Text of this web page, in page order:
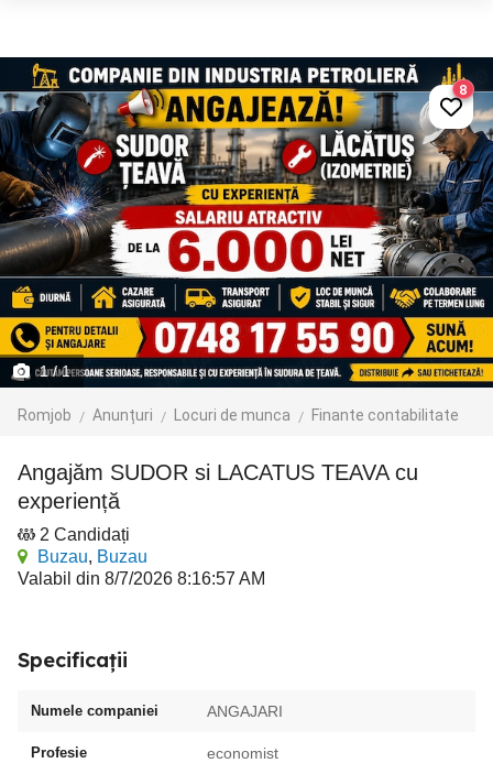
1/ 1
Romjob Anunțuri Locuri de munca Finante contabilitate
8
Angajăm SUDOR si LACATUS TEAVA cu
experiență
2 Candidați
Buzau, Buzau
Valabil din 8/7/2026 8:16:57 AM
Specificații
Numele companiei ANGAJARI
Profesie economist